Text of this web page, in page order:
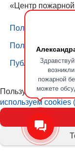
пожарной
можете
«Центр пожарной
Политика
Публичная
Пользуясь нашим
используем cookies